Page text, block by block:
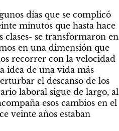
días que se complicó
minutos que hasta hace
clases- se transformaron en
en una dimensión que
recorrer con la velocidad
idea de una vida más
el descanso de los
laboral sigue de largo, al
esos cambios en el
veinte años estaban